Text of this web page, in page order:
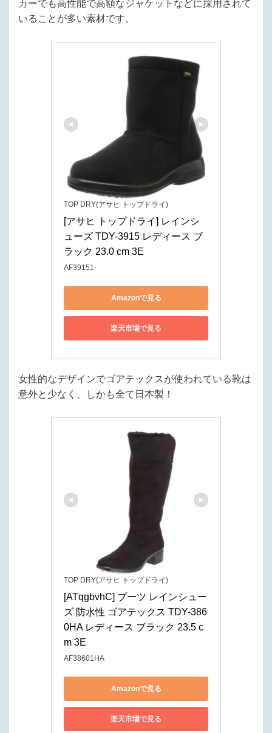
カーでも高性能で高額なジャケットなどに採用されて
いることが多い素材です。
TOP DRY(アサヒ トップドライ)
[アサヒ トップドライ] レインシ
ューズ TDY-3915 レディース ブ
ラック 23.0 cm 3E
AF39151-
Amazonで見る
楽天市場で見る
女性的なデザインでゴアテックスが使われている靴は
意外と少なく、しかも全て日本製！
TOP DRY(アサヒ トップドライ)
[ATqgbvhC] ブーツ レインシュー
ズ 防水性 ゴアテックス TDY-386
0HA レディース ブラック 23.5 c
m 3E
AF38601HA
Amazonで見る
楽天市場で見る